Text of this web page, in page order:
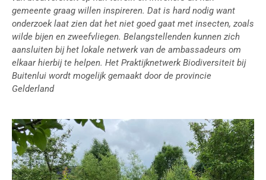
gemeente graag willen inspireren. Dat is hard nodig want
onderzoek laat zien dat het niet goed gaat met insecten, zoals
wilde bijen en zweefvliegen. Belangstellenden kunnen zich
aansluiten bij het lokale netwerk van de ambassadeurs om
elkaar hierbij te helpen. Het Praktijknetwerk Biodiversiteit bij
Buitenlui wordt mogelijk gemaakt door de provincie
Gelderland